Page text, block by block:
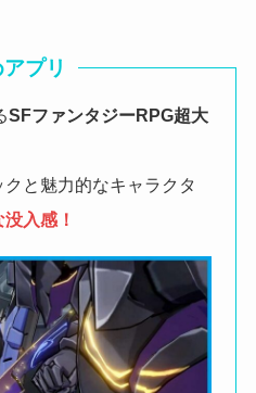
プリ
SFファンタジーRPG超大
と魅力的なキャラクタ
入感！